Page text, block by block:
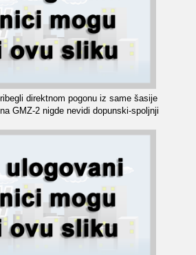
direktnom pogonu iz same šasije
GMZ-2 nigde nevidi dopunski-spoljnji